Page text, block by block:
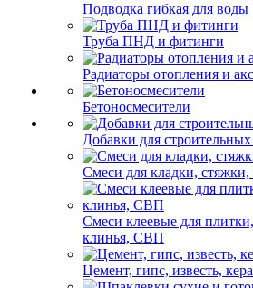
Подводка гибкая для воды
Труба ПНД и фитинги
Радиаторы отопления и
Бетоносмесители
Добавки для строительных
Смеси для кладки, стяжки,
Смеси клеевые для
клинья, СВП
Цемент, гипс, известь,